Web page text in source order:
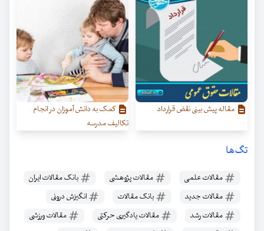
مقاله پیش‌ بینی نقض قرارداد
کمک به دانش آموزان در انجام
تکالیف مدرسه
تگ‌ها
مقالات علمی مقالات پژوهشی
بانک مقالات ایران
مقالات جدید
بانک مقالات
انگیزش درونی
مقالات رشد
مقالات یادگیری حرکتی
مقالات ورزشی